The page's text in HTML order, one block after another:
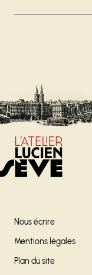
Nous écrire
Mentions légales
Plan du site